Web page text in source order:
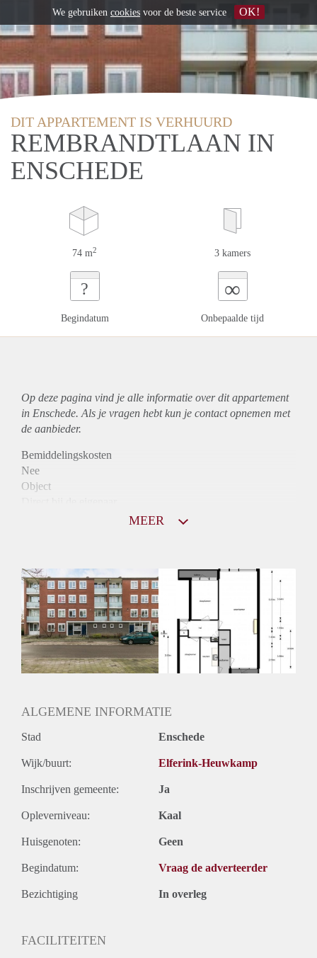
DIT APPARTEMENT IS VERHUURD
REMBRANDTLAAN IN
ENSCHEDE
74 m2 3 kamers
?
Begindatum
∞
Onbepaalde tijd
Op deze pagina vind je alle informatie over ditappartement
in Enschede. Als je vragen hebt kun je contact opnemen met
de aanbieder.
Bemiddelingskosten
Nee
Object
Huurtoeslag
Mogelijk
Inkomen eis
N.V.T.
Huurtermijn
Onbepaalde termijn
Oplevering
MEER
ALGEMENE INFORMATIE
Stad Enschede
Wijk/buurt: Elferink-Heuwkamp
Inschrijven gemeente: Ja
Opleverniveau: Kaal
Huisgenoten: Geen
Begindatum: Vraag de adverteerder
Bezichtiging In overleg
FACILITEITEN
We gebruiken cookies voor de beste service OK!